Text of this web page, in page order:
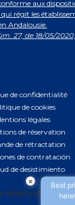
aux
régit les
Andalousie.
27, de 18/05/
de confidentialité
de cookies
légales
de réservation
de rétractation
de contratación
de desistimiento
réservation
×
Best
here!